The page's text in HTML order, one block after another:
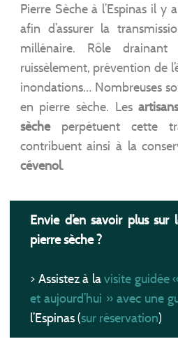
Pierre Sèche à l’Espinas il y
afin d’assurer la
millénaire. Rôle
ruissèlement, prévention de
inondations… Nombreuses
en pierre sèche. Les
sècheperpétuent cette
contribuent ainsi à la
cévenol.
Envie d’en savoir plus sur
pierre sèche ?
> Assistez à lavisite guidée
et aujourd’hui » avec une
l’Espinas (sur réservation)